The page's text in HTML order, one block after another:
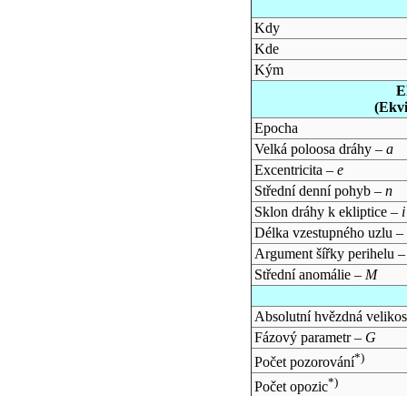
Kdy
Kde
Kým
Epocha
Velká poloosa dráhy – a
Excentricita – e
Střední denní pohyb – n
Sklon dráhy k ekliptice – i
Délka vzestupného uzlu –
Argument šířky perihelu
Střední anomálie – M
Absolutní hvězdná
Fázový parametr – G
Počet pozorování*)
Počet opozic*)